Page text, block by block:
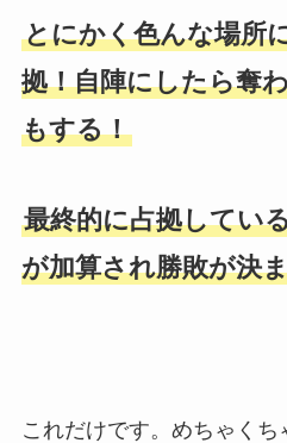
とにかく色んな場所
拠！自陣にしたら奪
もする！
最終的に占拠してい
が加算され勝敗が決
これだけです。めちゃくち